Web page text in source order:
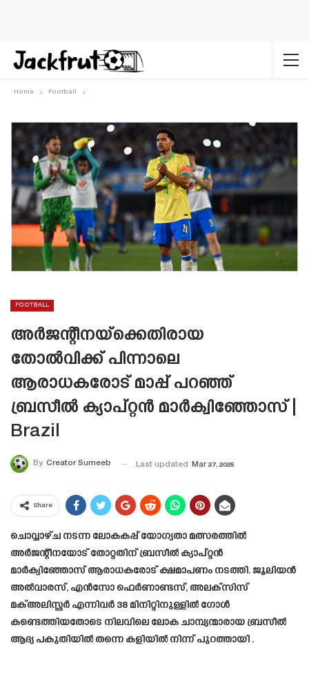
Home Football
FOOTBALL
അർജന്റീനയ്‌ക്കെതിരായ
തോൽവിക്ക് പിന്നാലെ
ആരാധകരോട് മാപ്പ് പറഞ്ഞ്
ബ്രസീൽ ക്യാപ്റ്റൻ മാർക്വിഞ്ഞോസ് |
Brazil
By Creator Sumeeb Last updated Mar 27, 2025
Share
ചൊവ്വാഴ്ച നടന്ന ലോകകപ്പ് യോഗ്യതാ മത്സരത്തിൽ
അർജന്റീനയോട് തോറ്റതിന് ബ്രസീൽ ക്യാപ്റ്റൻ
മാർക്വിഞ്ഞോസ് ആരാധകരോട് ക്ഷമാപണം നടത്തി. ജൂലിയൻ
അൽവാരസ്, എൻസോ ഫെർണാണ്ടസ്, അലക്‌സിസ്
മക്അലിസ്റ്റർ എന്നിവർ 38 മിനിറ്റിനുള്ളിൽ ഗോൾ
കണ്ടെത്തിയതോടെ നിലവിലെ ലോക ചാമ്പ്യന്മാരായ ബ്രസീൽ
ആദ്യ പകുതിയിൽ തന്നെ കളിയിൽ നിന്ന് പുറത്തായി .